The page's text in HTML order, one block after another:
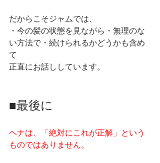
だからこそジャムでは、
・今の髪の状態を見ながら・無理のな
い方法で・続けられるかどうかも含め
て
正直にお話ししています。
■最後に
ヘナは、「絶対にこれが正解」という
ものではありません。